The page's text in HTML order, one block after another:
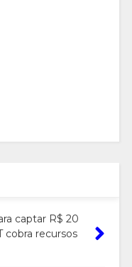
captar R$ 20
cobra recursos